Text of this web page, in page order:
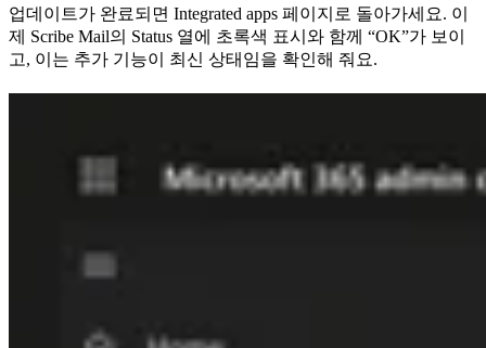
업데이트가 완료되면 Integrated apps 페이지로 돌아가세요. 이
제 Scribe Mail의 Status 열에 초록색 표시와 함께 “OK”가 보이
고, 이는 추가 기능이 최신 상태임을 확인해 줘요.